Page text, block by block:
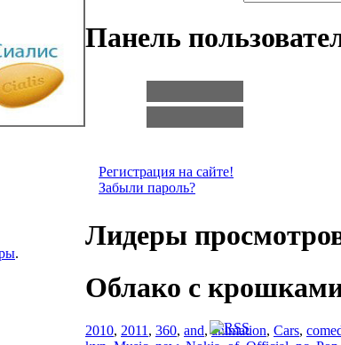
.
Панель
Регистрация на сайте!
Забыли пароль?
Лидеры
Облако с
2010, 2011 , 360, and,animation, Cars,